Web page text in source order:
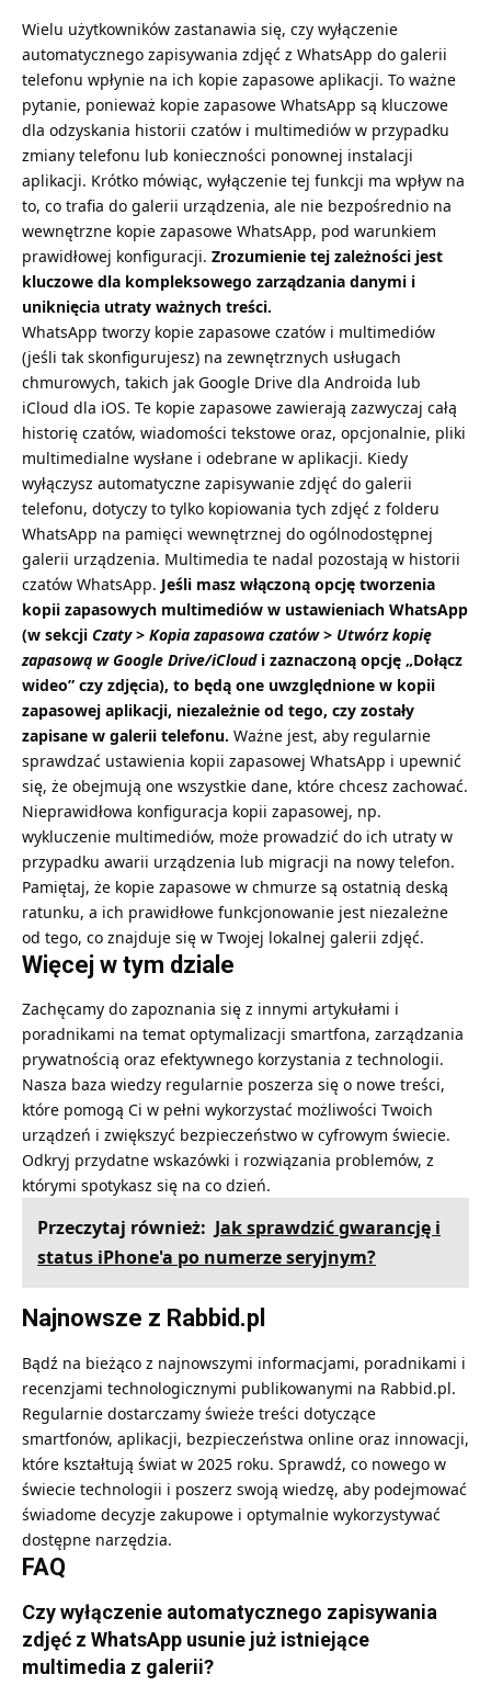
Wielu użytkowników zastanawia się, czy wyłączenie
automatycznego zapisywania zdjęć z WhatsApp do galerii
telefonu wpłynie na ich kopie zapasowe aplikacji. To ważne
pytanie, ponieważ kopie zapasowe WhatsApp są kluczowe
dla odzyskania historii czatów i multimediów w przypadku
zmiany telefonu lub konieczności ponownej instalacji
aplikacji. Krótko mówiąc, wyłączenie tej funkcji ma wpływ na
to, co trafia do galerii urządzenia, ale nie bezpośrednio na
wewnętrzne kopie zapasowe WhatsApp, pod warunkiem
prawidłowej konfiguracji. Zrozumienie tej zależności jest
kluczowe dla kompleksowego zarządzania danymi i
uniknięcia utraty ważnych treści.
WhatsApp tworzy kopie zapasowe czatów i multimediów
(jeśli tak skonfigurujesz) na zewnętrznych usługach
chmurowych, takich jak Google Drive dla Androida lub
iCloud dla iOS. Te kopie zapasowe zawierają zazwyczaj całą
historię czatów, wiadomości tekstowe oraz, opcjonalnie, pliki
multimedialne wysłane i odebrane w aplikacji. Kiedy
wyłączysz automatyczne zapisywanie zdjęć do galerii
telefonu, dotyczy to tylko kopiowania tych zdjęć z folderu
WhatsApp na pamięci wewnętrznej do ogólnodostępnej
galerii urządzenia. Multimedia te nadal pozostają w historii
czatów WhatsApp. Jeśli masz włączoną opcję tworzenia
kopii zapasowych multimediów w ustawieniach WhatsApp
(w sekcji Czaty > Kopia zapasowa czatów > Utwórz kopię
zapasową w Google Drive/iCloudi zaznaczoną opcję „Dołącz
wideo” czy zdjęcia), to będą one uwzględnione w kopii
zapasowej aplikacji, niezależnie od tego, czy zostały
zapisane w galerii telefonu. Ważne jest, aby regularnie
sprawdzać ustawienia kopii zapasowej WhatsApp i upewnić
się, że obejmują one wszystkie dane, które chcesz zachować.
Nieprawidłowa konfiguracja kopii zapasowej, np.
wykluczenie multimediów, może prowadzić do ich utraty w
przypadku awarii urządzenia lub migracji na nowy telefon.
Pamiętaj, że kopie zapasowe w chmurze są ostatnią deską
ratunku, a ich prawidłowe funkcjonowanie jest niezależne
od tego, co znajduje się w Twojej lokalnej galerii zdjęć.
Więcej w tym dziale
Zachęcamy do zapoznania się z innymi artykułami i
poradnikami na temat optymalizacji smartfona, zarządzania
prywatnością oraz efektywnego korzystania z technologii.
Nasza baza wiedzy regularnie poszerza się o nowe treści,
które pomogą Ci w pełni wykorzystać możliwości Twoich
urządzeń i zwiększyć bezpieczeństwo w cyfrowym świecie.
Odkryj przydatne wskazówki i rozwiązania problemów, z
którymi spotykasz się na co dzień.
Przeczytaj również: Jak sprawdzić gwarancję i
status iPhone'a po numerze seryjnym?
Najnowsze z Rabbid.pl
Bądź na bieżąco z najnowszymi informacjami, poradnikami i
recenzjami technologicznymi publikowanymi na Rabbid.pl.
Regularnie dostarczamy świeże treści dotyczące
smartfonów, aplikacji, bezpieczeństwa online oraz innowacji,
które kształtują świat w 2025 roku. Sprawdź, co nowego w
świecie technologii i poszerz swoją wiedzę, aby podejmować
świadome decyzje zakupowe i optymalnie wykorzystywać
dostępne narzędzia.
FAQ
Czy wyłączenie automatycznego zapisywania
zdjęć z WhatsApp usunie już istniejące
multimedia z galerii?